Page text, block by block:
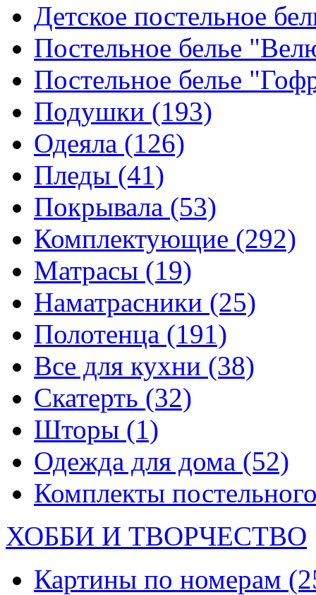
Детское постельное
Постельное белье
Постельное белье
Подушки (193)
Одеяла (126)
Пледы (41)
Покрывала (53)
Комплектующие (292)
Матрасы (19)
Наматрасники (25)
Полотенца (191)
Все для кухни (38)
Скатерть (32)
Шторы (1)
Одежда для дома (52)
Комплекты
ХОББИ И ТВОРЧЕСТВО
Картины по номерам